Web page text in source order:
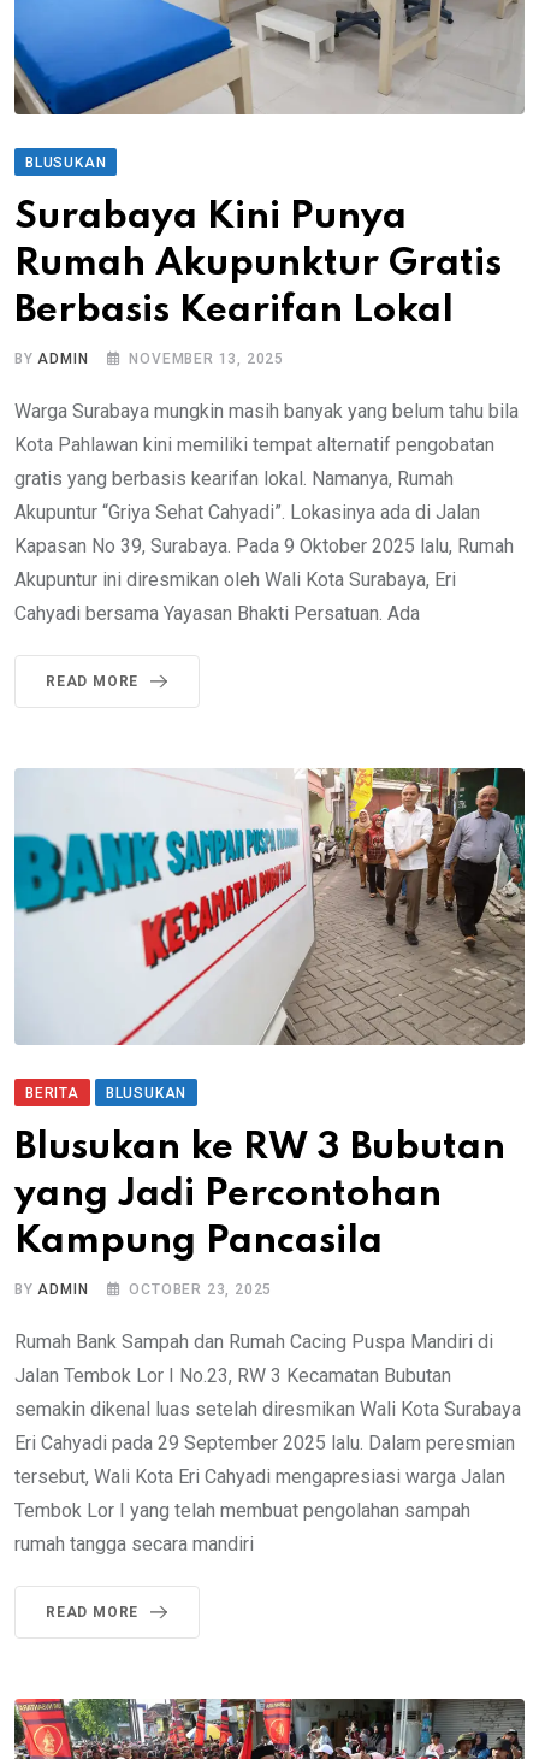
BLUSUKAN
Surabaya Kini Punya
Rumah Akupunktur Gratis
Berbasis Kearifan Lokal
BYADMIN NOVEMBER 13, 2025
Warga Surabaya mungkin masih banyak yang belum tahu bila
Kota Pahlawan kini memiliki tempat alternatif pengobatan
gratis yang berbasis kearifan lokal. Namanya, Rumah
Akupuntur “Griya Sehat Cahyadi”. Lokasinya ada di Jalan
Kapasan No 39, Surabaya. Pada 9 Oktober 2025 lalu, Rumah
Akupuntur ini diresmikan oleh Wali Kota Surabaya, Eri
Cahyadi bersama Yayasan Bhakti Persatuan. Ada
READ MORE
BERITA BLUSUKAN
Blusukan ke RW 3 Bubutan
yang Jadi Percontohan
Kampung Pancasila
BY ADMIN OCTOBER 23, 2025
Rumah Bank Sampah dan Rumah Cacing Puspa Mandiri di
Jalan Tembok Lor I No.23, RW 3 Kecamatan Bubutan
semakin dikenal luas setelah diresmikan Wali Kota Surabaya
Eri Cahyadi pada 29 September 2025 lalu. Dalam peresmian
tersebut, Wali Kota Eri Cahyadi mengapresiasi warga Jalan
Tembok Lor I yang telah membuat pengolahan sampah
rumah tangga secara mandiri
READ MORE